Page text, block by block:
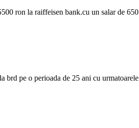
ron la raiffeisen bank.cu un salar de
brd pe o perioada de 25 ani cu